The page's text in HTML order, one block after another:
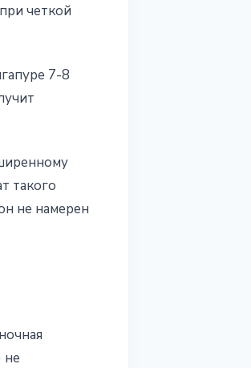
четкой
7-8
такого
не намерен
не